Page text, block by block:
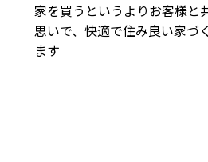
家を買うというよりお客様と
思いで、快適で住み良い家づ
ます